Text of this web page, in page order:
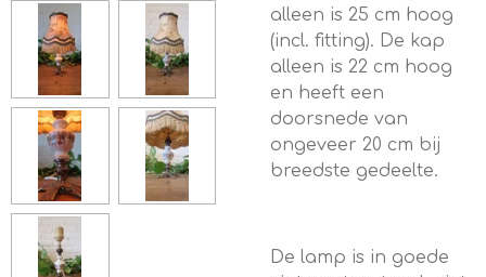
alleen is 25 cm hoog
(incl. fitting). De kap
alleen is 22 cm hoog
en heeft een
doorsnede van
ongeveer 20 cm bij
breedste gedeelte.
De lamp is in goede